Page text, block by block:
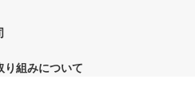
り組みについて